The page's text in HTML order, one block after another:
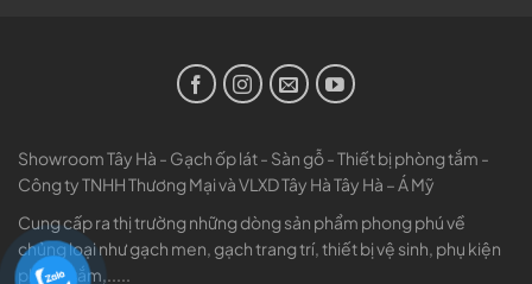
Showroom Tây Hà - Gạch ốp lát - Sàn gỗ - Thiết bị phòng tắm -
Công ty TNHH Thương Mại và VLXD Tây Hà Tây Hà – Á Mỹ
Cung cấp ra thị trường những dòng sản phẩm phong phú về
chủng loại như gạch men, gạch trang trí, thiết bị vệ sinh, phụ kiện
phòng tắm,.....